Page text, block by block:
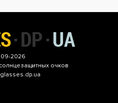
2026
солнцезащитных очков